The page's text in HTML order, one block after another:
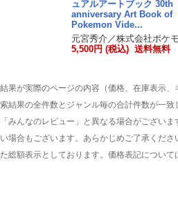
ュアルアートブック 30th
anniversary Art Book of
Pokemon Vide...
元宮秀介／株式会社ポケ
5,500円 (税込) 送料無料
が実際のページの内容（価格、在庫表示
果の全件数とジャンル毎の合計件数が一致
んなのレビュー」と異なる場合がございま
合もございます。あらかじめご了承くだ
総額表示としております。価格表記について